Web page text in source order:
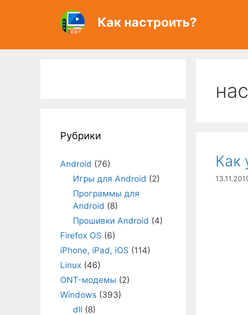
Как настроить?
Как
Рубрики
Android (76)
Игры для Android (2)
Программы для
Android (8)
Прошивки Android (4)
Firefox OS (6)
iPhone, iPad, iOS (114)
Linux (46)
ONT-модемы (2)
Windows (393)
dll (8)